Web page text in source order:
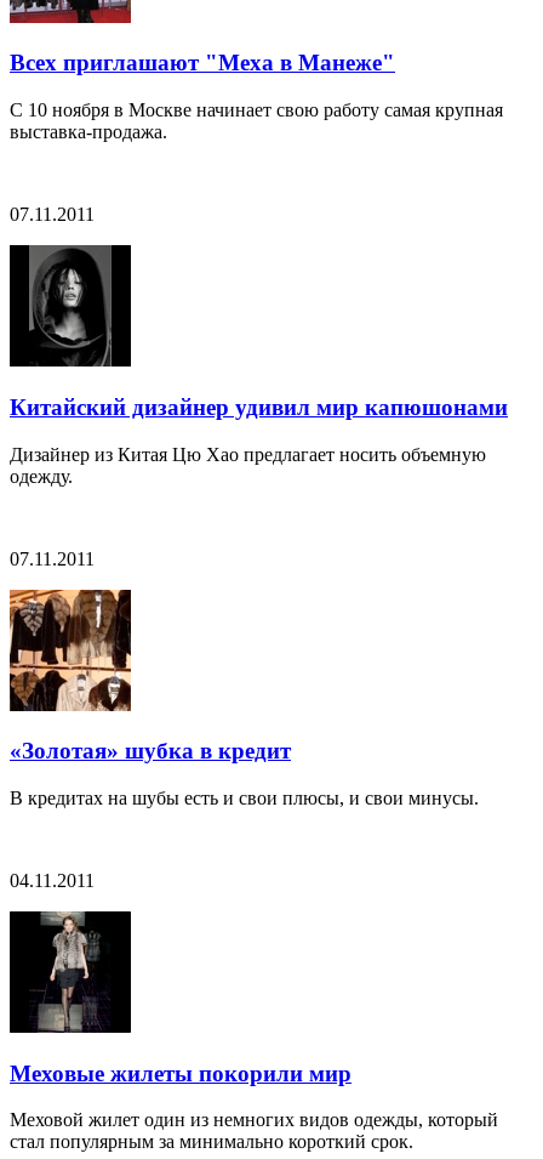
Всех приглашают "Меха в Манеже"
С 10 ноября в Москве начинает свою работу самая крупная
выставка-продажа.
07.11.2011
Китайский дизайнер удивил мир капюшонами
Дизайнер из Китая Цю Хао предлагает носить объемную
одежду.
07.11.2011
«Золотая» шубка в кредит
В кредитах на шубы есть и свои плюсы, и свои минусы.
04.11.2011
Меховые жилеты покорили мир
Меховой жилет один из немногих видов одежды, который
стал популярным за минимально короткий срок.